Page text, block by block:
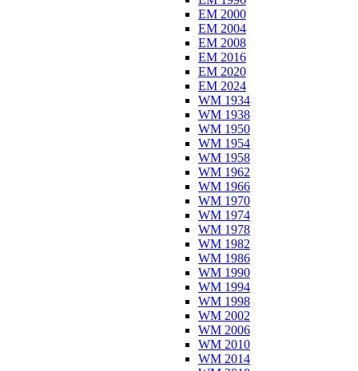
EM 2000
EM 2004
EM 2008
EM 2016
EM 2020
EM 2024
WM 1934
WM 1938
WM 1950
WM 1954
WM 1958
WM 1962
WM 1966
WM 1970
WM 1974
WM 1978
WM 1982
WM 1986
WM 1990
WM 1994
WM 1998
WM 2002
WM 2006
WM 2010
WM 2014